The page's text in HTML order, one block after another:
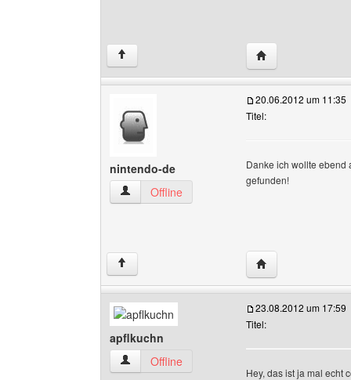
↑ Website dieses
nintendo-de
nintendo-de Benutzer-Profile anzeigen
Offline
20.06.2012 um 11:35
Titel:
Danke ich wollte ebend
gefunden!
↑ Website dieses
apflkuchn
apflkuchn Benutzer-Profile anzeigen
Offline
23.08.2012 um 17:59
Titel:
Hey, das ist ja mal echt